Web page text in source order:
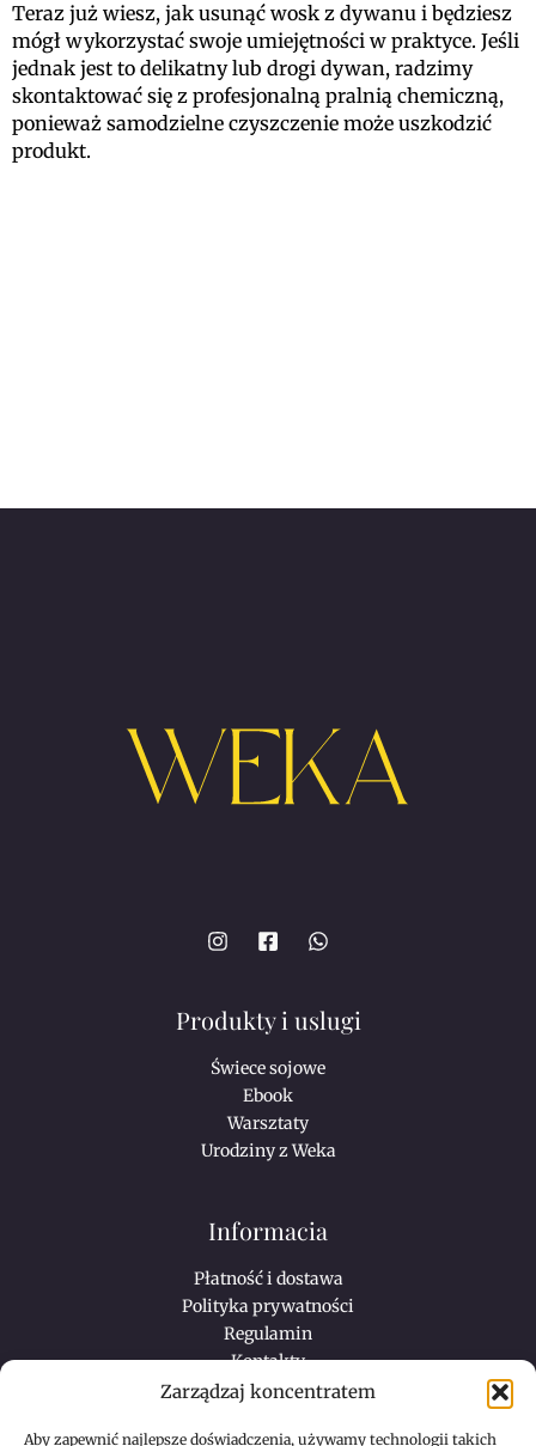
Zarządzaj koncentratem
Aby zapewnić najlepsze doświadczenia, używamy technologii takich
Teraz już wiesz, jak usunąć wosk z dywanu i będziesz
mógł wykorzystać swoje umiejętności w praktyce. Jeśli
jednak jest to delikatny lub drogi dywan, radzimy
skontaktować się z profesjonalną pralnią chemiczną,
ponieważ samodzielne czyszczenie może uszkodzić
produkt.
Produkty i uslugi
Świece sojowe
Ebook
Warsztaty
Urodziny z Weka
Informacia
Płatność i dostawa
Polityka prywatności
Regulamin
Kontakty